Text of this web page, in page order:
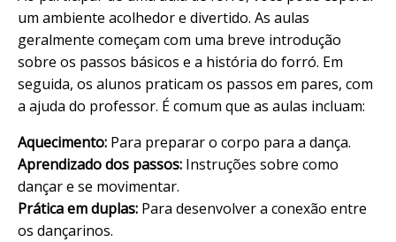
um ambiente acolhedor e divertido. As aulas
geralmente começam com uma breve introdução
sobre os passos básicos e a história do forró. Em
seguida, os alunos praticam os passos em pares, com
a ajuda do professor. É comum que as aulas incluam:
Aquecimento: Para preparar o corpo para a dança.
Aprendizado dos passos: Instruções sobre como
dançar e se movimentar.
Prática em duplas: Para desenvolver a conexão entre
os dançarinos.